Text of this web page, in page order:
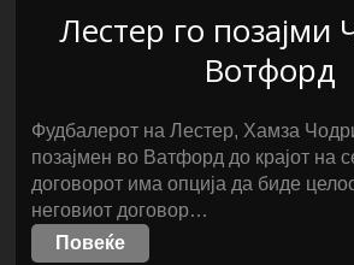
Лестер го позајми
Вотфорд
Фудбалерот на Лестер, Хамза
позајмен во Ватфорд до крајот на
договорот има опција да биде
неговиот договoр…
Повеќе